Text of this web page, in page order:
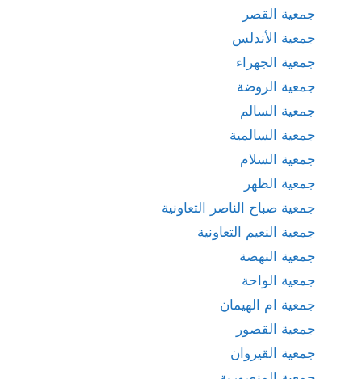
جمعية القصر
جمعية الأندلس
جمعية الجهراء
جمعية الروضة
جمعية السالم
جمعية السالمية
جمعية السلام
جمعية الظهر
جمعية صباح الناصر التعاونية
جمعية النعيم التعاونية
جمعية النهضة
جمعية الواحة
جمعية ام الهيمان
جمعية القصور
جمعية القيروان